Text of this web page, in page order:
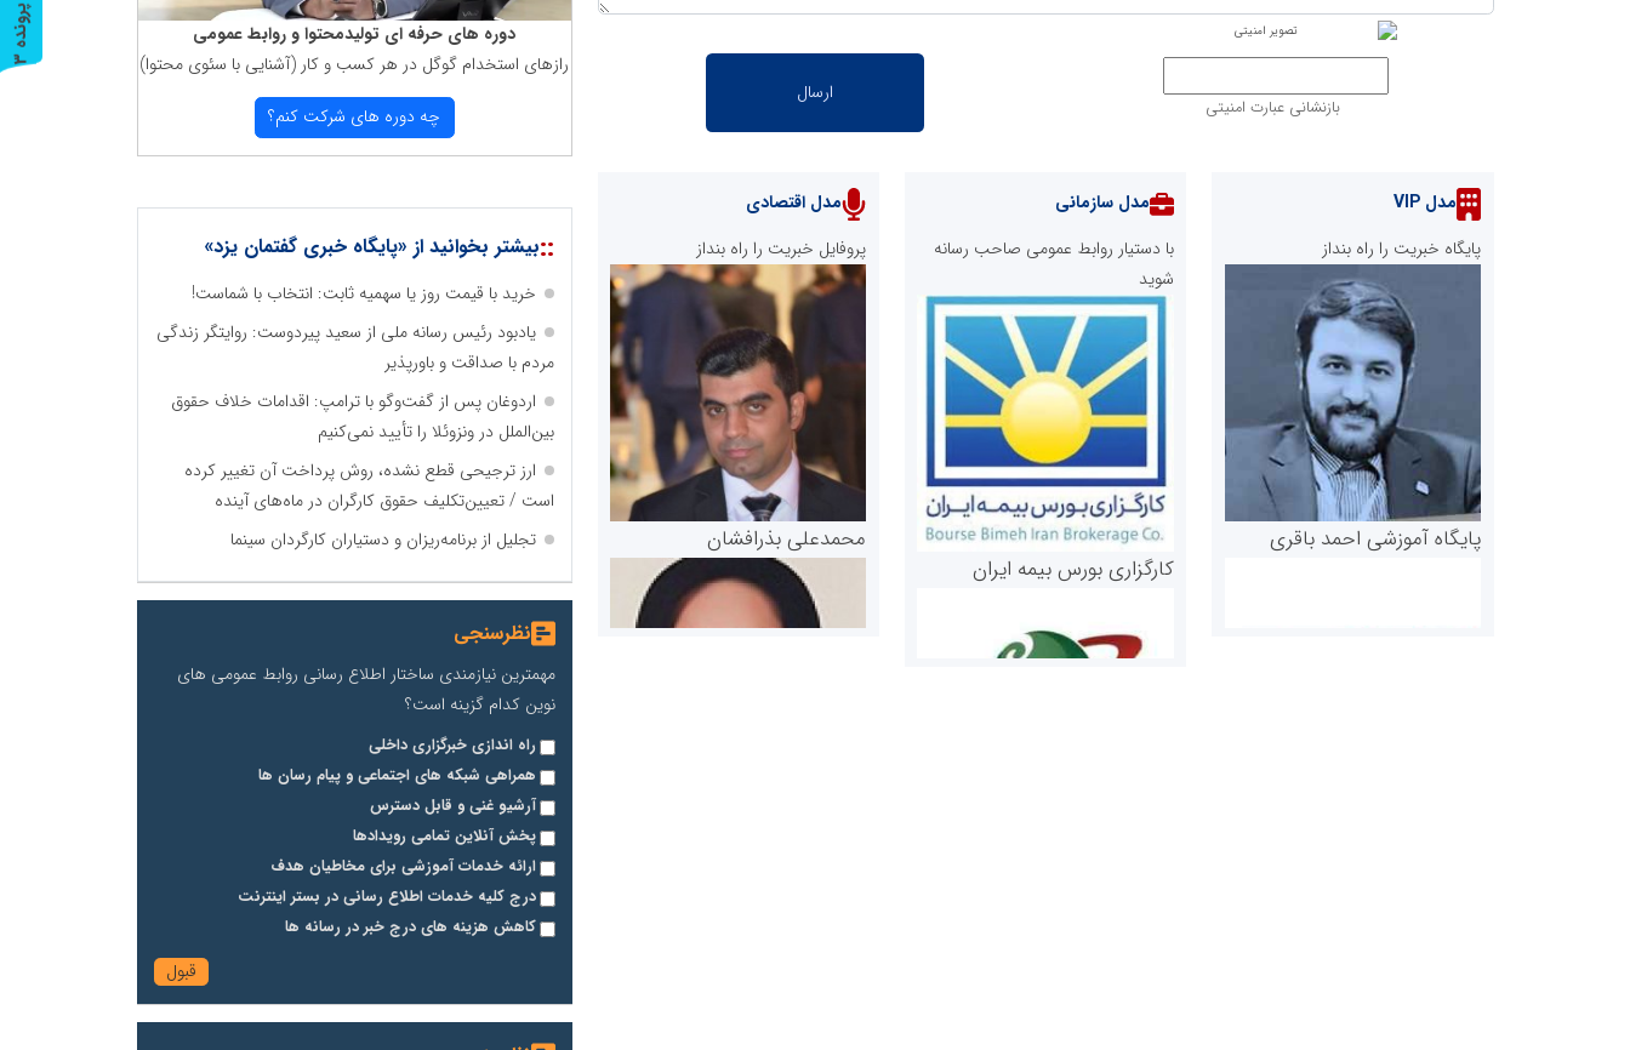
بازنشانی عبارت امنیتی
مدل VIP
پایگاه خبریت را راه بنداز
پایگاه آموزشی احمد باقری
مدل سازمانی
با دستیار روابط عمومی صاحب رسانه
شوید
کارگزاری بورس بیمه ایران
مدل اقتصادی
پروفایل خبریت را راه بنداز
محمدعلی بذرافشان
دوره های حرفه ای تولیدمحتوا و روابط عمومی
رازهای استخدام گوگل در هر كسب و كار (آشنایی با سئوی محتوا)
چه دوره های شركت كنم؟
::بیشتر بخوانید از «پایگاه خبری گفتمان یزد»
خرید با قیمت روز یا سهمیه ثابت: انتخاب با شماست!
یادبود رئیس رسانه ملی از سعید پیردوست: روایتگر زندگی
مردم با صداقت و باورپذیر
اردوغان پس از گفت‌وگو با ترامپ: اقدامات خلاف حقوق
بین‌الملل در ونزوئلا را تأیید نمی‌کنیم
ارز ترجیحی قطع نشده، روش پرداخت آن تغییر کرده
است / تعیین‌تکلیف حقوق کارگران در ماه‌های آینده
تجلیل از برنامه‌ریزان و دستیاران کارگردان سینما
نظرسنجی
مهمترین نیازمندی ساختار اطلاع رسانی روابط عمومی های
نوین کدام گزینه است؟
راه اندازی خبرگزاری داخلی
همراهی شبکه های اجتماعی و پیام رسان ها
آرشیو غنی و قابل دسترس
پخش آنلاین تمامی رویدادها
ارائه خدمات آموزشی برای مخاطیان هدف
درج کلیه خدمات اطلاع رسانی در بستر اینترنت
کاهش هزینه های درج خبر در رسانه ها
پ
ر
و
ن
د
ه
3